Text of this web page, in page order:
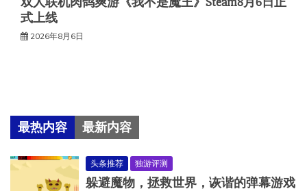
式上线
2026年8月6日
最热内容 最新内容
头条推荐 独游评测
躲避魔物，拯救世界，诙谐的弹幕游戏